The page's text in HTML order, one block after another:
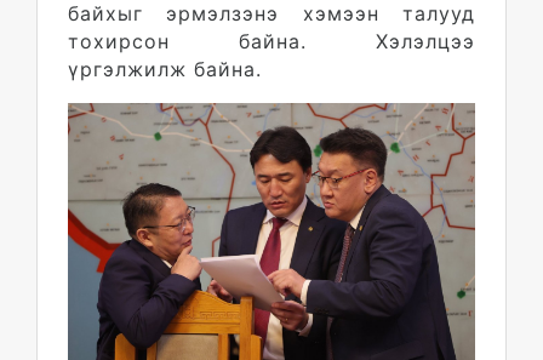
байхыг эрмэлзэнэ хэмээн талууд
тохирсон байна. Хэлэлцээ
үргэлжилж байна.